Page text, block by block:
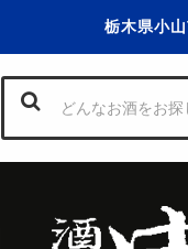
栃木県小